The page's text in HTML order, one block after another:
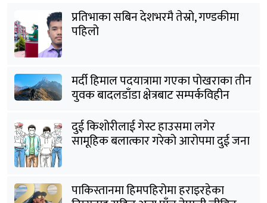
प्रतिभाका सबिन देशभरमै तेस्रो, गण्डकीमा
पहिलो
मर्दी हिमाल पदयात्रामा गएका पोखराका तीन
युवक बादलडाँडा क्षेत्रबाट सम्पर्कविहीन
दुई किशोरीलाई गेस्ट हाउसमा लगेर
सामूहिक बलात्कार गरेको आरोपमा दुई जना
पक्राउ
पाकिस्तानमा हिमपहिरोमा हराइरहेका